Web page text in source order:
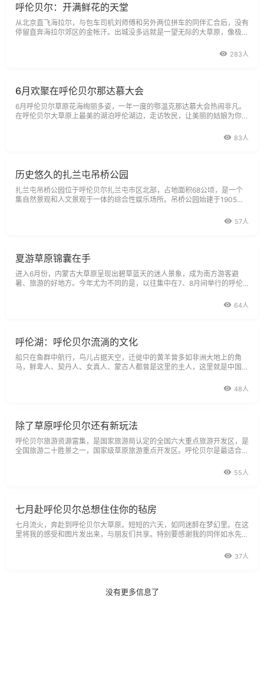
呼伦贝尔：开满鲜花的天堂
从北京直飞海拉尔，与包车司机刘师傅和另外两位拼车的同伴汇合后，没有
停留直奔海拉尔郊区的金帐汗。出城没多远就是一望无际的大草原，像极了
283人
6月欢聚在呼伦贝尔那达慕大会
6月呼伦贝尔草原花海绚丽多姿，一年一度的鄂温克那达慕大会热闹非凡。
在呼伦贝尔大草原上最美的湖泊呼伦湖边，走访牧民，让美丽的姑娘为你献
83人
历史悠久的扎兰屯吊桥公园
扎兰屯吊桥公园位于呼伦贝尔扎兰屯市区北部，占地面积68公顷，是一个
集自然景观和人文景观于一体的综合性娱乐场所。吊桥公园始建于1905
57人
夏游草原锦囊在手
进入6月份，内蒙古大草原呈现出碧草蓝天的迷人景象，成为南方游客避
暑、旅游的好地方。今年尤为不同的是，以往集中在7、8月间举行的呼伦
64人
呼伦湖：呼伦贝尔流淌的文化
船只在鱼群中航行，鸟儿占据天空，迁徙中的黄羊曾多如非洲大地上的角
马，鲜卑人、契丹人、女真人、蒙古人都曾是这里的主人，这里就是中国最
48人
除了草原呼伦贝尔还有新玩法
呼伦贝尔旅游资源富集，是国家旅游局认定的全国六大重点旅游开发区，是
全国旅游二十胜景之一，国家级草原旅游重点开发区。呼伦贝尔是最适合人
55人
七月赴呼伦贝尔总想住住你的毡房
七月流火，奔赴到呼伦贝尔大草原。短短的六天，如同迷醉在梦幻里。在这
里将我的感受和图片发出来，与朋友们共享。特别要感谢我的同伴如水先
37人
没有更多信息了